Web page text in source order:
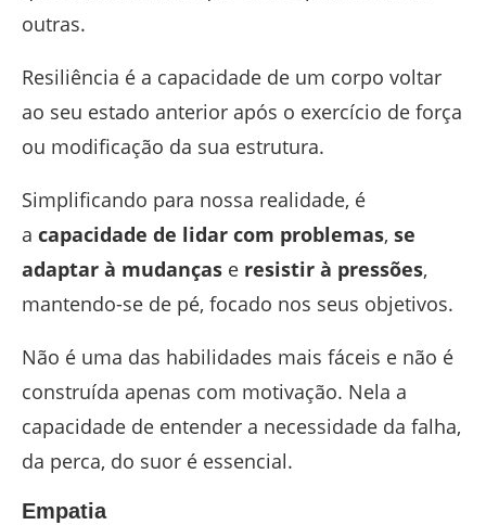
outras.
Resiliência é a capacidade de um corpo voltar
ao seu estado anterior após o exercício de força
ou modificação da sua estrutura.
Simplificando para nossa realidade, é
a capacidade de lidar com problemas, se
adaptar à mudanças e resistir à pressões,
mantendo-se de pé, focado nos seus objetivos.
Não é uma das habilidades mais fáceis e não é
construída apenas com motivação. Nela a
capacidade de entender a necessidade da falha,
da perca, do suor é essencial.
Empatia